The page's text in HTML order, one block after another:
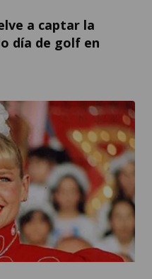
a captar la
día de golf en